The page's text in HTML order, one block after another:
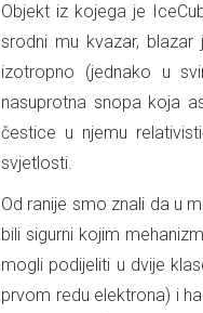
Objekt iz kojega je
srodni mu kvazar,
izotropno (jednako u
nasuprotna snopa koja
čestice u njemu
svjetlosti.
Od ranije smo znali da u
bili sigurni kojim
mogli podijeliti u dvije
prvom redu elektrona) i